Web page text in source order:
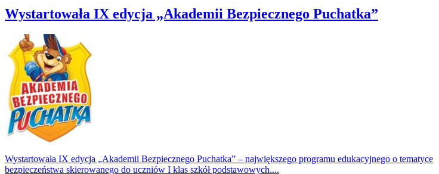
Wystartowała IX edycja „Akademii Bezpiecznego Puchatka”
Wystartowała IX edycja „Akademii Bezpiecznego Puchatka” – największego programu edukacyjnego o tematyce
bezpieczeństwa skierowanego do uczniów I klas szkół podstawowych....